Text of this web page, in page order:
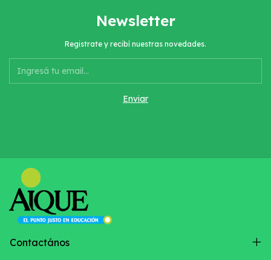
Newsletter
Registrate y recibí nuestras novedades.
Contactános